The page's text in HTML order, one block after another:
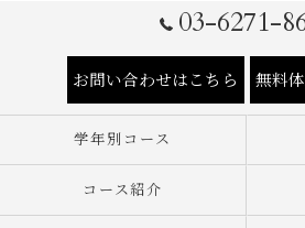
03-6271-
お問い合わせはこちら 無料
学年別コース
コース紹介